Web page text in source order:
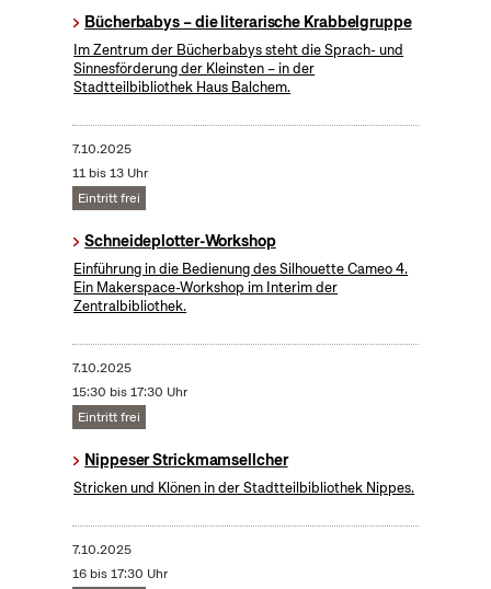
Bücherbabys – die literarische Krabbelgruppe
Im Zentrum der Bücherbabys steht die Sprach- und
Sinnesförderung der Kleinsten – in der
Stadtteilbibliothek Haus Balchem.
7.10.2025
11 bis 13 Uhr
Eintritt frei
Schneideplotter-Workshop
​Einführung in die Bedienung des Silhouette Cameo 4.
Ein Makerspace-Workshop im Interim der
Zentralbibliothek.
7.10.2025
15:30 bis 17:30 Uhr
Eintritt frei
Nippeser Strickmamsellcher
Stricken und Klönen in der Stadtteilbibliothek Nippes.
7.10.2025
16 bis 17:30 Uhr